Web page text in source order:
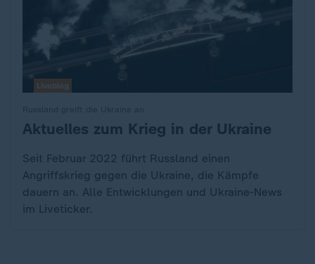
:
Aktuelles zum Krieg in der Ukraine
Seit Februar 2022 führt Russland einen
Angriffskrieg gegen die Ukraine, die Kämpfe
dauern an. Alle Entwicklungen und Ukraine-News
im Liveticker.
Liveblog